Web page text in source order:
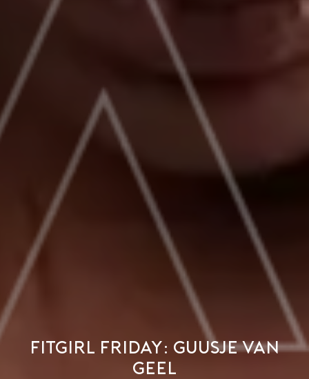
Fitgirl Friday: Guusje van
Geel